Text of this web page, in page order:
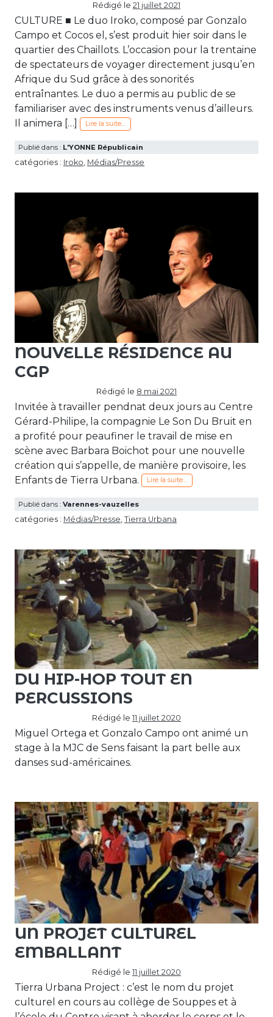
Rédigé le 21 juillet 2021
CULTURE ■ Le duo Iroko, composé par Gonzalo
Cam­po et Cocos el, s’est produit hier soir dans le
quartier des Chaillots. L’occasion pour la trentaine
de specta­teurs de voyager directement jusqu’en
Afrique du Sud grâce à des sonorités
entraînantes. Le duo a permis au public de se
familiariser avec des instru­ments venus d’ailleurs.
Il animera […]
Lire la suite…
Publié dans : L'YONNE Républicain
catégories : Iroko, Médias/Presse
NOUVELLE RÉSIDENCE AU
CGP
Rédigé le 8 mai 2021
Invitée à travailler pendnat deux jours au Centre
Gérard-Philipe, la compagnie Le Son Du Bruit en
a profité pour peaufiner le travail de mise en
scène avec Barbara Boichot pour une nouvelle
création qui s’appelle, de manière provisoire, les
Enfants de Tierra Urbana.
Lire la suite…
Publié dans : Varennes-vauzelles
catégories : Médias/Presse Tierra Urbana
DU HIP-HOP TOUT EN
PERCUSSIONS
Rédigé le 11 juillet 2020
Miguel Ortega et Gonzalo Campo ont animé un
stage à la MJC de Sens faisant la part belle aux
danses sud-américaines.
UN PROJET CULTUREL
EMBALLANT
Rédigé le 11 juillet 2020
Tierra Urbana Project : c’est le nom du projet
culturel en cours au collège de Souppes et à